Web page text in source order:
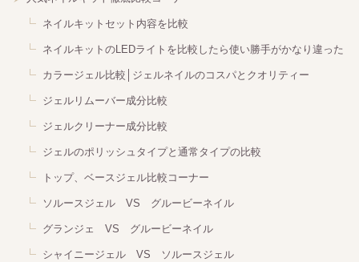
ネイルキットセット内容を比較
ネイルキットのLEDライトを比較したら使い勝手がかなり違った
カラージェル比較│ジェルネイルのコスパとクオリティー
ジェルリムーバー成分比較
ジェルクリーナー成分比較
ジェルのポリッシュタイプと通常タイプの比較
トップ、ベースジェル比較コーナー
ソルースジェル VS グルービーネイル
グランジェ VS グルービーネイル
シャイニージェル VS ソルースジェル